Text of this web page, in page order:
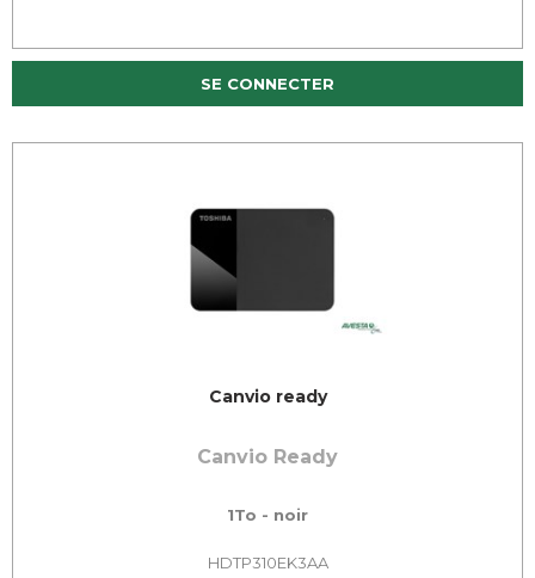
SE CONNECTER
Canvio ready
Canvio Ready
1To - noir
HDTP310EK3AA